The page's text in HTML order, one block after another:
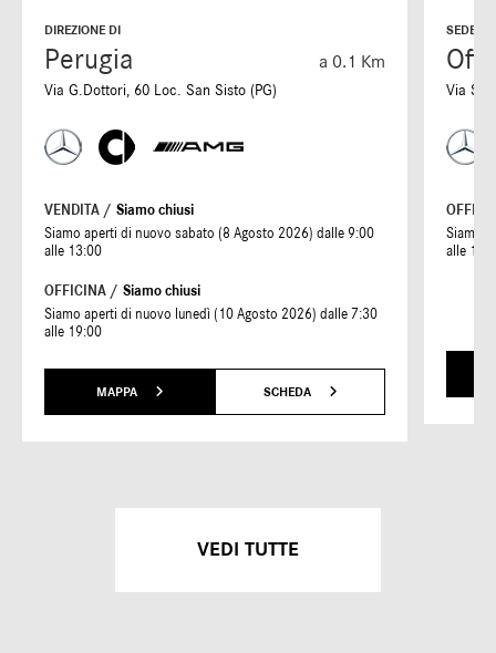
DIREZIONE DI
Perugia a 0.1 Km
Via G.Dottori, 60 Loc. San Sisto (PG)
VENDITA / Siamo chiusi
Siamo aperti di nuovo sabato (8 Agosto 2026) dalle 9:00
alle 13:00
OFFICINA / Siamo chiusi
Siamo aperti di nuovo lunedì (10 Agosto 2026) dalle 7:30
alle 19:00
MAPPA SCHEDA
SEDE DI
Via S.
Siamo
alle
VEDI TUTTE